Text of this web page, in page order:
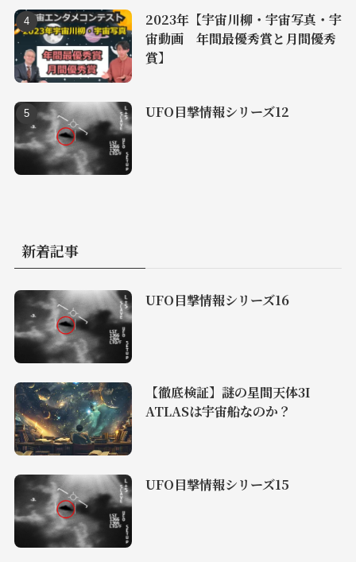
2023年【宇宙川柳・宇宙写真・宇
宙動画 年間最優秀賞と月間優秀
賞】
UFO目撃情報シリーズ12
新着記事
UFO目撃情報シリーズ16
【徹底検証】謎の星間天体3I
ATLASは宇宙船なのか？
UFO目撃情報シリーズ15